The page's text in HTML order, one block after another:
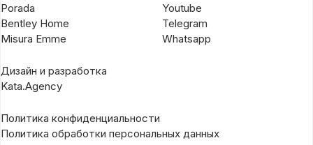
Porada
Bentley Home
Misura Emme
Youtube
Telegram
Whatsapp
Дизайн и разработка
Kata.Agency
Политика конфиденциальности
Политика обработки персональных данных